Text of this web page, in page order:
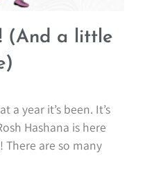
(And a little
Hashana is here
There are so many